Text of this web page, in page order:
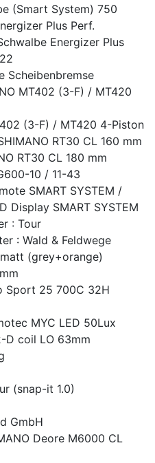
(Smart System) 750
Plus Perf.
Energizer Plus
Scheibenbremse
MT402 (3-F) / MT420
(3-F) / MT420 4-Piston
RT30 CL 160 mm
RT30 CL 180 mm
10 / 11-43
SMART SYSTEM /
Display SMART SYSTEM
: Tour
: Wald & Feldwege
(grey+orange)
Sport 25 700C 32H
MYC LED 50Lux
D coil LO 63mm
(snap-it 1.0)
GmbH
Deore M6000 CL